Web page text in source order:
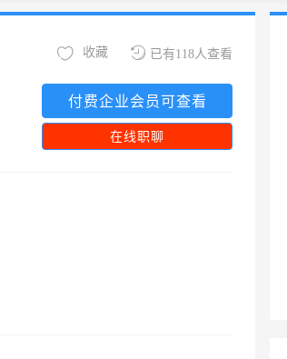
已有118人查看
收藏
付费企业会员可查看
在线职聊